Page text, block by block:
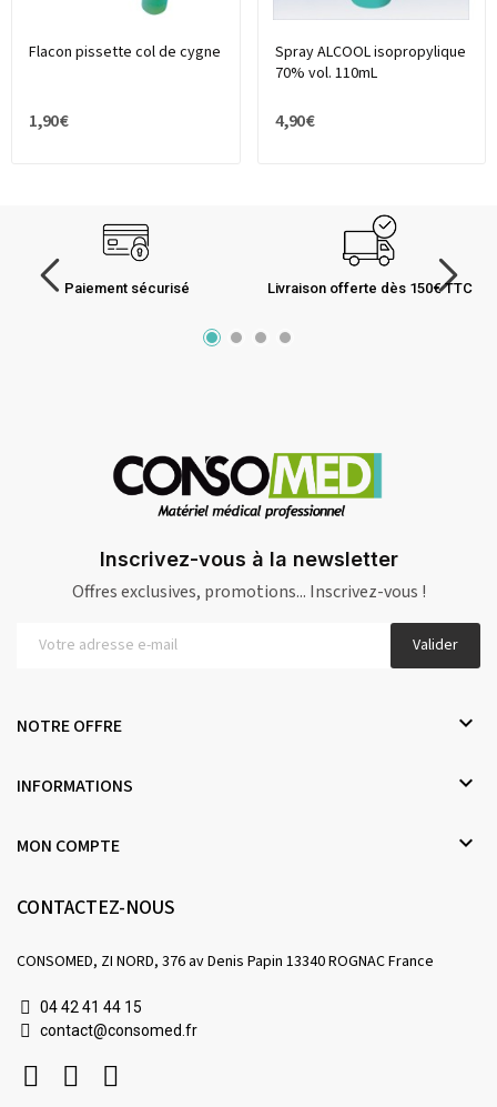
Flacon pissette col de cygne
1,90 €
Spray ALCOOL isopropylique
70% vol. 110mL
4,90 €
Paiement sécurisé Livraison offerte dès 150€ TTC
Inscrivez-vous à la newsletter
Offres exclusives, promotions... Inscrivez-vous !
Valider
NOTRE OFFRE 
INFORMATIONS 
MON COMPTE 
CONTACTEZ-NOUS
CONSOMED, ZI NORD, 376 av Denis Papin 13340 ROGNAC France
04 42 41 44 15
contact@consomed.fr